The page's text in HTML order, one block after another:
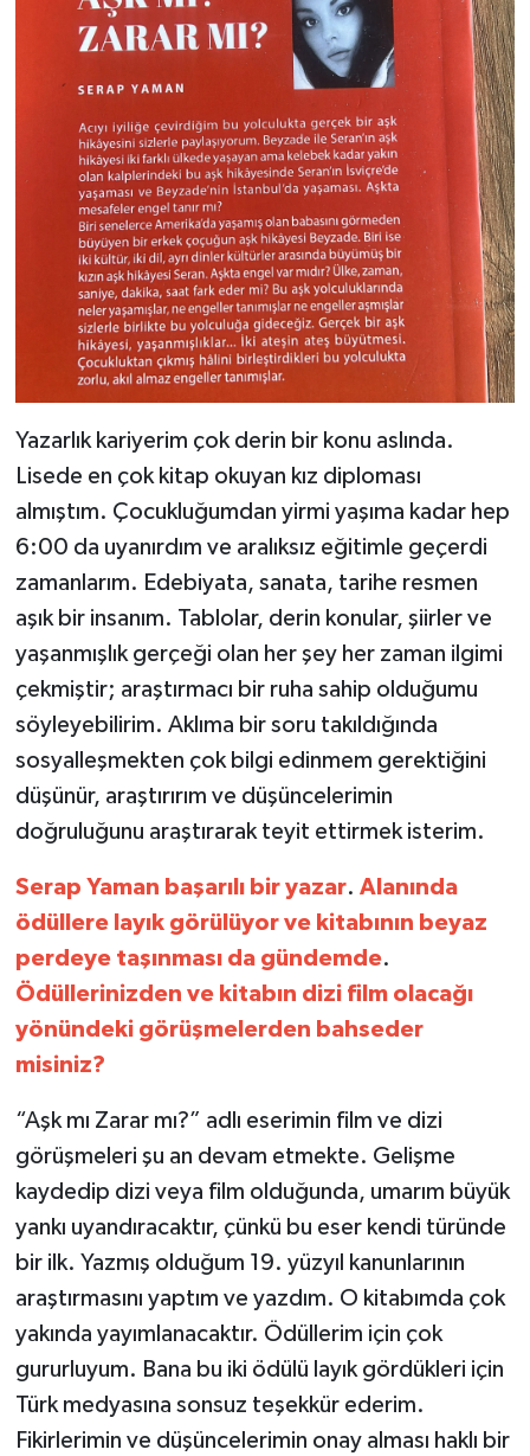
Yazarlık kariyerim çok derin bir konu aslında.
Lisede en çok kitap okuyan kız diploması
almıştım. Çocukluğumdan yirmi yaşıma kadar hep
6:00 da uyanırdım ve aralıksız eğitimle geçerdi
zamanlarım. Edebiyata, sanata, tarihe resmen
aşık bir insanım. Tablolar, derin konular, şiirler ve
yaşanmışlık gerçeği olan her şey her zaman ilgimi
çekmiştir; araştırmacı bir ruha sahip olduğumu
söyleyebilirim. Aklıma bir soru takıldığında
sosyalleşmekten çok bilgi edinmem gerektiğini
düşünür, araştırırım ve düşüncelerimin
doğruluğunu araştırarak teyit ettirmek isterim.
Serap Yaman başarılı bir yazar. Alanında
ödüllere layık görülüyor ve kitabının beyaz
perdeye taşınması da gündemde.
Ödüllerinizden ve kitabın dizi film olacağı
yönündeki görüşmelerden bahseder
misiniz?
“Aşk mı Zarar mı?” adlı eserimin film ve dizi
görüşmeleri şu an devam etmekte. Gelişme
kaydedip dizi veya film olduğunda, umarım büyük
yankı uyandıracaktır, çünkü bu eser kendi türünde
bir ilk. Yazmış olduğum 19. yüzyıl kanunlarının
araştırmasını yaptım ve yazdım. O kitabımda çok
yakında yayımlanacaktır. Ödüllerim için çok
gururluyum. Bana bu iki ödülü layık gördükleri için
Türk medyasına sonsuz teşekkür ederim.
Fikirlerimin ve düşüncelerimin onay alması haklı bir